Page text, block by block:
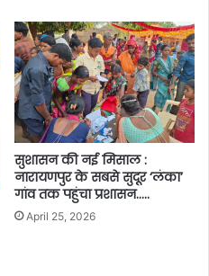
सुशासन की नई मिसाल :
नारायणपुर के सबसे सुदूर ‘लंका’
गांव तक पहुंचा प्रशासन…..
April 25, 2026